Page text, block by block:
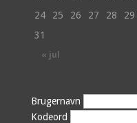
« jul
24
25 26 27 28 29
31
Brugernavn
Kodeord